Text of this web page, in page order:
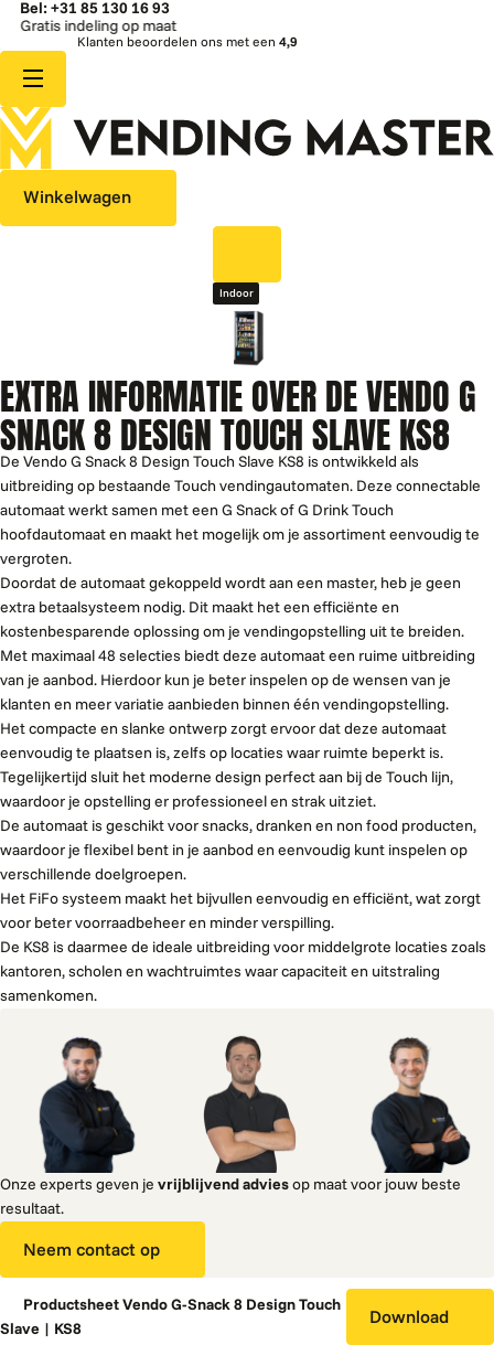
Bel: +31 85 130 16 93
op maat
Klanten beoordelen ons met een 4,9
Winkelwagen
Indoor
EXTRA INFORMATIE OVER DE VENDO G
SNACK 8 DESIGN TOUCH SLAVE KS8
De Vendo G Snack 8 Design Touch Slave KS8 is ontwikkeld als
uitbreiding op bestaande Touch vendingautomaten. Deze connectable
automaat werkt samen met een G Snack of G Drink Touch
hoofdautomaat en maakt het mogelijk om je assortiment eenvoudig te
vergroten.
Doordat de automaat gekoppeld wordt aan een master, heb je geen
extra betaalsysteem nodig. Dit maakt het een efficiënte en
kostenbesparende oplossing om je vendingopstelling uit te breiden.
Met maximaal 48 selecties biedt deze automaat een ruime uitbreiding
van je aanbod. Hierdoor kun je beter inspelen op de wensen van je
klanten en meer variatie aanbieden binnen één vendingopstelling.
Het compacte en slanke ontwerp zorgt ervoor dat deze automaat
eenvoudig te plaatsen is, zelfs op locaties waar ruimte beperkt is.
Tegelijkertijd sluit het moderne design perfect aan bij de Touch lijn,
waardoor je opstelling er professioneel en strak uitziet.
De automaat is geschikt voor snacks, dranken en non food producten,
waardoor je flexibel bent in je aanbod en eenvoudig kunt inspelen op
verschillende doelgroepen.
Het FiFo systeem maakt het bijvullen eenvoudig en efficiënt, wat zorgt
voor beter voorraadbeheer en minder verspilling.
De KS8 is daarmee de ideale uitbreiding voor middelgrote locaties zoals
kantoren, scholen en wachtruimtes waar capaciteit en uitstraling
samenkomen.
Onze experts geven je vrijblijvend adviesop maat voor jouw beste
resultaat.
Neem contact op
Productsheet Vendo G-Snack 8 Design Touch
Slave | KS8
Download